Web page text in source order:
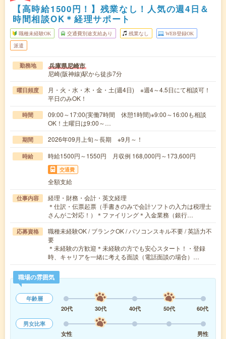
【高時給1500円！】残業なし！人気の週4日＆
時間相談OK＊経理サポート
職種未経験OK 交通費別途支給あり 残業なし WEB登録OK
派遣
勤務地 兵庫県尼崎市
尼崎(阪神線)駅から徒歩7分
曜日頻度
月・火・水・木・金・土(週4日) ※週4～4.5日にて相談可！
平日のみOK！
時間
09:00～17:00(実働7時間 休憩1時間)※9:00～16:00も相談
OK！土曜日は9:00～…
期間 2026年09月上旬～長期 ※9月～！
時給 時給1500円～1550円 月収例 168,000円～173,600円
交通費
全額支給
仕事内容
経理・財務・会計・英文経理
＊仕訳・伝票起票（手書きのみで会計ソフトの入力は税理士
さんがご対応！）＊ファイリング＊入金業務（銀行…
応募資格
職種未経験OK / ブランクOK / パソコンスキル不要 / 英語力不
要
＊未経験の方歓迎＊未経験の方でも安心スタート！・登録
時、キャリアを一緒に考える面談（電話面談の場合）…
職場の雰囲気
年齢層
20代
30代 40代 50代
60代
男女比率
女性
男性